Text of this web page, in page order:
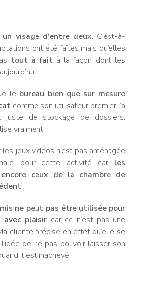
un visage d’entre deux. C’est-à-
ont été faîtes mais qu’elles
tout à faità la façon dont les
le bureau bien que sur mesure
comme son utilisateur premier l’a
de stockage de dossiers.
vraiment.
les jeux videos n’est pas aménagée
pour cette activité car les
ceux de la chambre de
.
ne peut pas être utilisée pour
plaisir car ce n’est pas une
cliente précise en effet qu’elle se
de ne pas pouvoir laisser son
il est inachevé.